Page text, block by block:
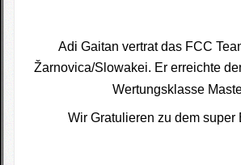
Adi Gaitan vertrat das FCC
Žarnovica/Slowakei. Er erreichte
Wertungsklasse
Wir Gratulieren zu dem super